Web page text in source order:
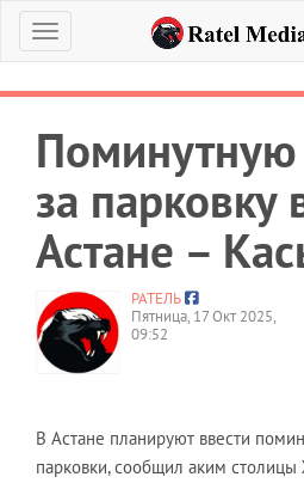
Меню
Поминутную
за парковку
Астане –
РАТЕЛЬ
Пятница, 17 Окт 2025,
09:52
В Астане планируют ввести
парковки, сообщил аким